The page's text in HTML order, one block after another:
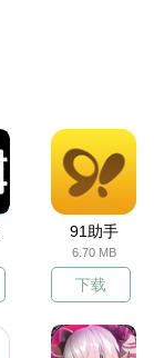
91助手
6.70 MB
下载